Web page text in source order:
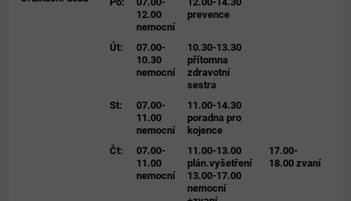
12.00
nemocní
prevence
Út:
07.00-
10.30
nemocní
10.30-13.30
přítomna
zdravotní
sestra
St:
07.00-
11.00
nemocní
11.00-14.30
poradna pro
kojence
Čt:
07.00-
11.00
nemocní
11.00-13.00
plán.vyšetření
13.00-17.00
nemocní
17.00-
18.00 zvaní